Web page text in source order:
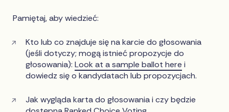
Pamiętaj, aby wiedzieć:
Kto lub co znajduje się na karcie do głosowania
(jeśli dotyczy; mogą istnieć propozycje do
głosowania):Look at a sample ballot here i
dowiedz się o kandydatach lub propozycjach.
Jak wygląda karta do głosowania i czy będzie